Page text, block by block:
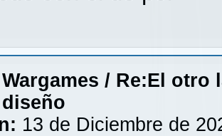
Wargames / Re:El otro
diseño
13 de Diciembre de